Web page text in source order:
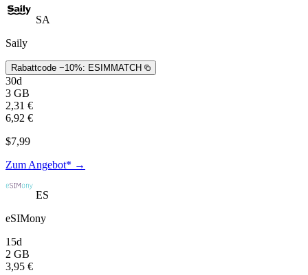
SA
Saily
Rabattcode −10%: ESIMMATCH
30d
3 GB
2,31 €
6,92 €
$7,99
Zum Angebot* →
ES
eSIMony
15d
2 GB
3,95 €